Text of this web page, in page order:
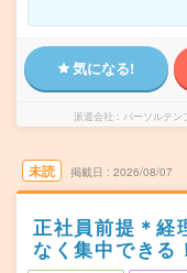
気になる!
派遣会社 パーソルテン
未読 掲載日 2026/08/07
正社員前提＊
なく集中できる